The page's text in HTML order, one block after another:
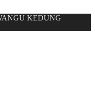
KEDUNG